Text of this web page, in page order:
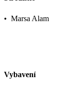
• Marsa Alam
Vybavení